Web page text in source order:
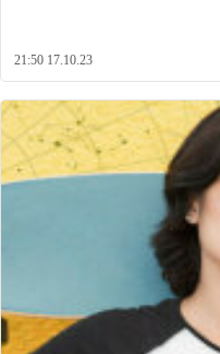
21:50 17.10.23